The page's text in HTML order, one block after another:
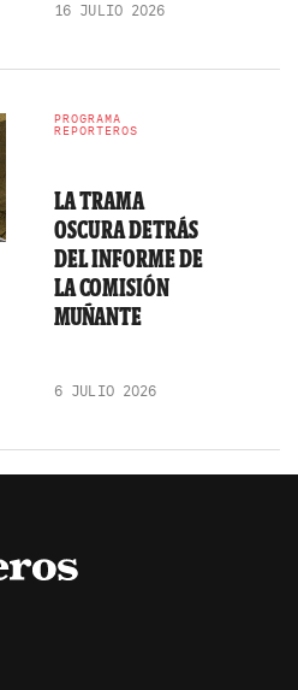
16 JULIO 2026
PROGRAMA
REPORTEROS
LA TRAMA
OSCURA DETRÁS
DEL INFORME DE
LA COMISIÓN
MUÑANTE
6 JULIO 2026